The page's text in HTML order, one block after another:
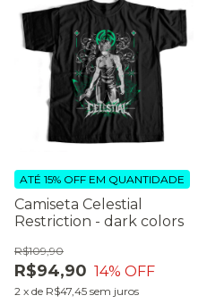
Camiseta Celestial
Restriction - dark colors
R$94,90
R$109,90
14% OFF
2 x de R$47,45 sem juros
ATÉ 15% OFF EM QUANTIDADE